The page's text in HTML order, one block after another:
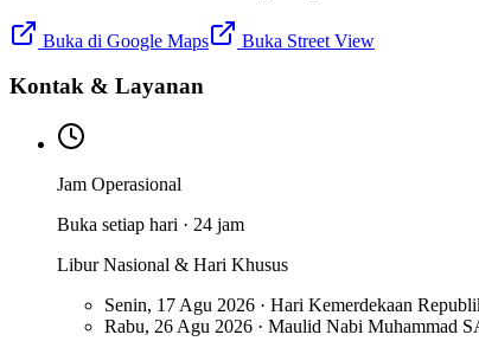
Buka di Google Maps Buka Street View
Kontak & Layanan
Jam Operasional
Buka setiap hari · 24 jam
Libur Nasional & Hari Khusus
Senin, 17 Agu 2026 · Hari Kemerdekaan
Rabu, 26 Agu 2026 · Maulid Nabi Muhammad